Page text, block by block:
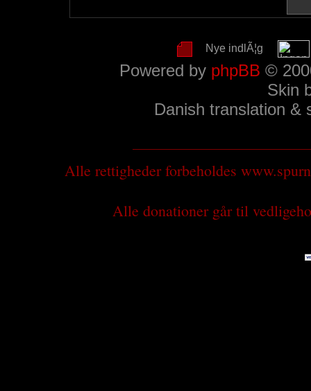
Nye indlÃ¦g
Powered by phpBB ©
Skin
Danish translation &
Alle rettigheder forbeholdes
Alle donationer går til